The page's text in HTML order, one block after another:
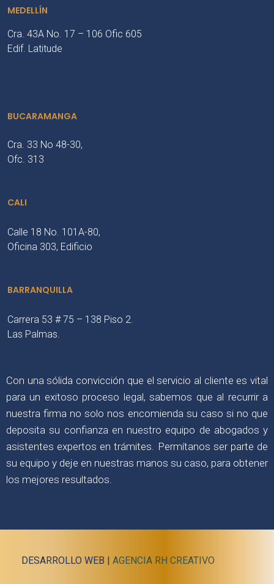
MEDELLÍN
Cra. 43A No. 17 – 106 Ofic 605
Edif. Latitude
BUCARAMANGA
Cra. 33 No 48-30,
Ofc. 313
CALI
Calle 18 No. 101A-80,
Oficina 303, Edificio
BARRANQUILLA
Carrera 53 # 75 – 138 Piso 2.
Las Palmas.
Con una sólida convicción que el servicio al cliente es vital
para un exitoso proceso legal, sabemos que al recurrir a
nuestra firma no solo nos encomienda su caso si no que
deposita su confianza en nuestro equipo de abogados y
asistentes expertos en trámites. Permítanos ser parte de
su equipo y deje en nuestras manos su caso, para obtener
los mejores resultados.
DESARROLLO WEB | AGENCIA RH CREATIVO